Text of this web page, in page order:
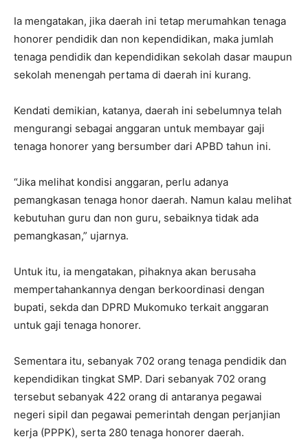
Ia mengatakan, jika daerah ini tetap merumahkan tenaga
honorer pendidik dan non kependidikan, maka jumlah
tenaga pendidik dan kependidikan sekolah dasar maupun
sekolah menengah pertama di daerah ini kurang.
Kendati demikian, katanya, daerah ini sebelumnya telah
mengurangi sebagai anggaran untuk membayar gaji
tenaga honorer yang bersumber dari APBD tahun ini.
“Jika melihat kondisi anggaran, perlu adanya
pemangkasan tenaga honor daerah. Namun kalau melihat
kebutuhan guru dan non guru, sebaiknya tidak ada
pemangkasan,” ujarnya.
Untuk itu, ia mengatakan, pihaknya akan berusaha
mempertahankannya dengan berkoordinasi dengan
bupati, sekda dan DPRD Mukomuko terkait anggaran
untuk gaji tenaga honorer.
Sementara itu, sebanyak 702 orang tenaga pendidik dan
kependidikan tingkat SMP. Dari sebanyak 702 orang
tersebut sebanyak 422 orang di antaranya pegawai
negeri sipil dan pegawai pemerintah dengan perjanjian
kerja (PPPK), serta 280 tenaga honorer daerah.